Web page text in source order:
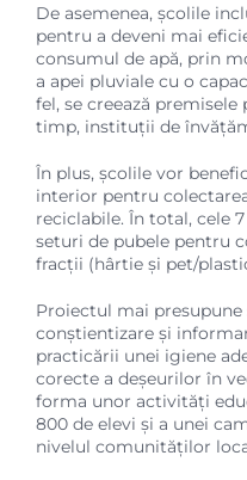
De asemenea, școlile
pentru a deveni mai
consumul de apă, prin
a apei pluviale cu o
fel, se creează premisele
timp, instituții de
În plus, școlile vor
interior pentru
reciclabile. În total, cele
seturi de pubele pentru
fracții (hârtie și pet/
Proiectul mai
conștientizare și
practicării unei igiene
corecte a deșeurilor în
forma unor activități
800 de elevi și a unei
nivelul comunităților